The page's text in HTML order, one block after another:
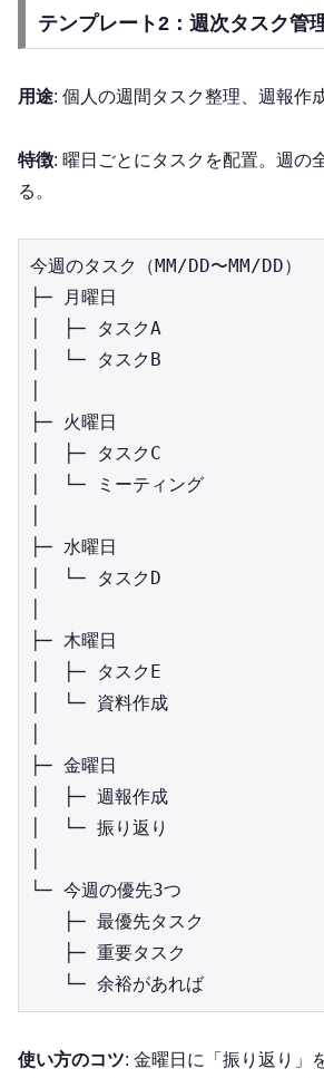
テンプレート2：週次タスク管
用途: 個人の週間タスク整理、週報作
特徴: 曜日ごとにタスクを配置。週の
る。
今週のタスク（MM/DD〜MM/DD）
├─ 月曜日
│  ├─ タスクA
│  └─ タスクB
├─ 火曜日
│  ├─ タスクC
│  └─ ミーティング
├─ 水曜日
│  └─ タスクD
├─ 木曜日
│  ├─ タスクE
│  └─ 資料作成
├─ 金曜日
│  ├─ 週報作成
│  └─ 振り返り
└─ 今週の優先3つ
   ├─ 最優先タスク
   ├─ 重要タスク
使い方のコツ: 金曜日に「振り返り」